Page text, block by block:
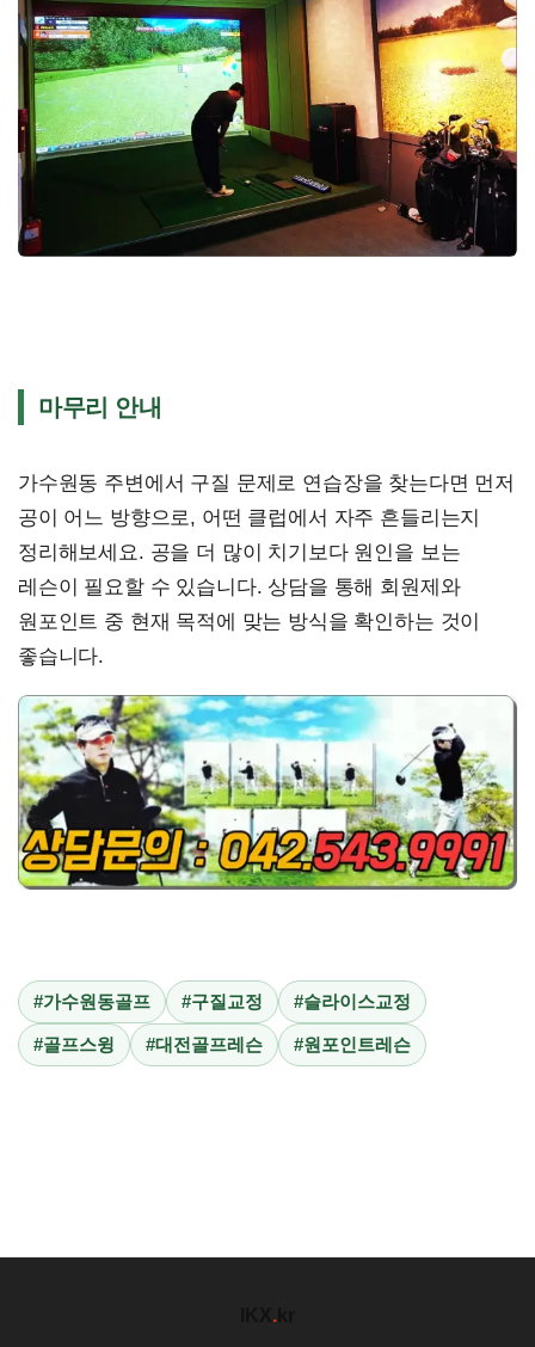
마무리 안내
가수원동 주변에서 구질 문제로 연습장을 찾는다면 먼저
공이 어느 방향으로, 어떤 클럽에서 자주 흔들리는지
정리해보세요. 공을 더 많이 치기보다 원인을 보는
레슨이 필요할 수 있습니다. 상담을 통해 회원제와
원포인트 중 현재 목적에 맞는 방식을 확인하는 것이
좋습니다.
#가수원동골프 #구질교정 #슬라이스교정
#골프스윙 #대전골프레슨 #원포인트레슨
.